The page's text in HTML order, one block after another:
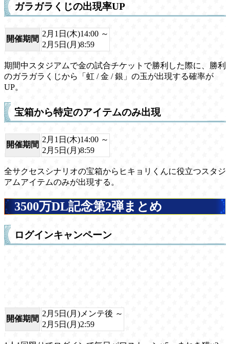
ガラガラくじの出現率UP
開催期間
2月1日(木)14:00 ～
2月5日(月)8:59
期間中スタジアムで金の試合チケットで勝利した際に、勝利
のガラガラくじから「虹 / 金 / 銀」の玉が出現する確率が
UP。
宝箱から特定のアイテムのみ出現
開催期間
2月1日(木)14:00 ～
2月5日(月)8:59
全サクセスシナリオの宝箱からヒキョリくんに役立つスタジ
アムアイテムのみが出現する。
3500万DL記念第2弾まとめ
ログインキャンペーン
開催期間
2月5日(月)メンテ後 ～
2月5日(月)2:59